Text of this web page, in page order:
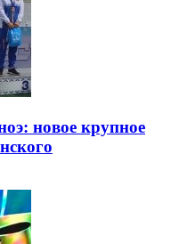
новое крупное